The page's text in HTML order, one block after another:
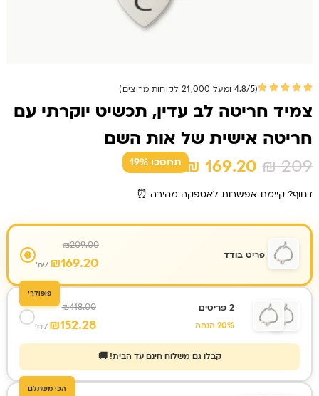
(4.8/5 ומעל 21,000 לקוחות מרוצים)
צמיד חריטה לב עדין, תכשיט יוקרתי עם
חריטה אישית של אות השם
₪209 המחיר
היה:
₪ 209.
₪ 169.20 המחיר
הנוכחי
הוא:
₪ 169.20.
תחסכו 19%
דחוף? קיימת אפשרות לאספקה מהירה ⏰
פריט בודד
₪209.00
₪169.20 /יח'
פופולרי
2 פריטים
20% הנחה
₪418.00
₪152.28 /יח'
קבלו גם משלוח חינם עד הבית! 🚚
הכי משתלם